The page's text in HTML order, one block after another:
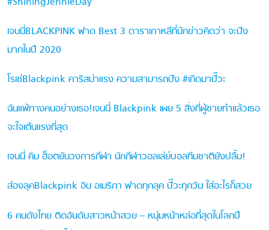
เจนนี่BLACKPINK ฟาด Best 3 ดาราเกาหลีที่นักข่าวคิดว่า จะปัง
มากในปี 2020
โรเซ่Blackpink คาริสม่าแรง ความสามารถปัง #เกิดมาปั๊วะ
ฉันแพ้ทางคนอย่างเธอ!เจนนี่ Blackpink เผย 5 สิ่งที่ผู้ชายทำแล้วเธอ
จะใจเต้นแรงที่สุด
เจนนี่ คิม ฮ็อตยันวงการกีฬา นักกีฬาวอลเล่ย์บอลทีมชาติยังปลื้ม!
ส่องลุคBlackpink อิน อเมริกา ฟาดทุกลุค ปั๊วะทุกวัน ใส่อะไรก็สวย
6 คนดังไทย ติดอันดับสาวหน้าสวย – หนุ่มหน้าหล่อที่สุดในโลกปี